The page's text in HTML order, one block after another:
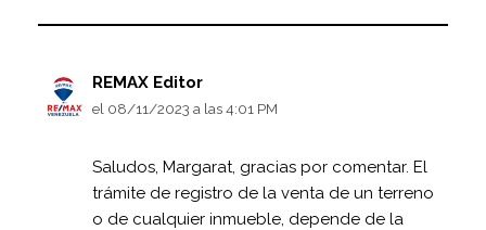
REMAX Editor
el 08/11/2023 a las 4:01 PM
Saludos, Margarat, gracias por comentar. El
trámite de registro de la venta de un terreno
o de cualquier inmueble, depende de la